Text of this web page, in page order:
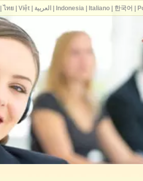
ไทย| Việt| العربية Indonesia| Italiano| 한국어